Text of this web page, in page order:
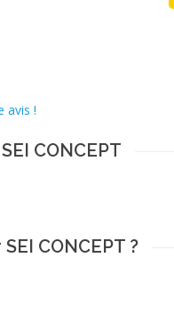
avis !
CONCEPT
CONCEPT ?